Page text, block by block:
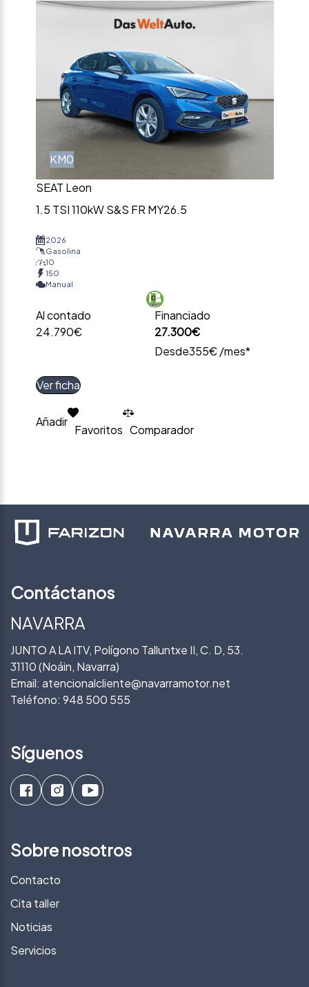
KM0
SEAT Leon
1.5 TSI 110kW S&S FR MY26.5
2026
Gasolina
10
150
Manual
Al contado
24.790€
Financiado
27.300€
Desde355€ /mes*
Ver ficha
Añadir
Favoritos Comparador
Contáctanos
NAVARRA
JUNTO A LA ITV, Polígono Talluntxe II, C. D, 53.
31110 (Noáin, Navarra)
Email: atencionalcliente@navarramotor.net
Teléfono: 948 500 555
Síguenos
Sobre nosotros
Contacto
Cita taller
Noticias
Servicios